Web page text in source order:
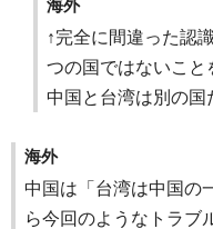
海外
↑完全に間違った認
つの国ではないこと
中国と台湾は別の国
海外
中国は「台湾は中国の
ら今回のようなトラブ